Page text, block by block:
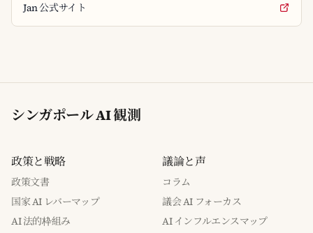
Jan 公式サイト
シンガポール AI 観測
政策と戦略
政策文書
国家 AI レバーマップ
AI 法的枠組み
議論と声
コラム
議会 AI フォーカス
AI インフルエンスマップ